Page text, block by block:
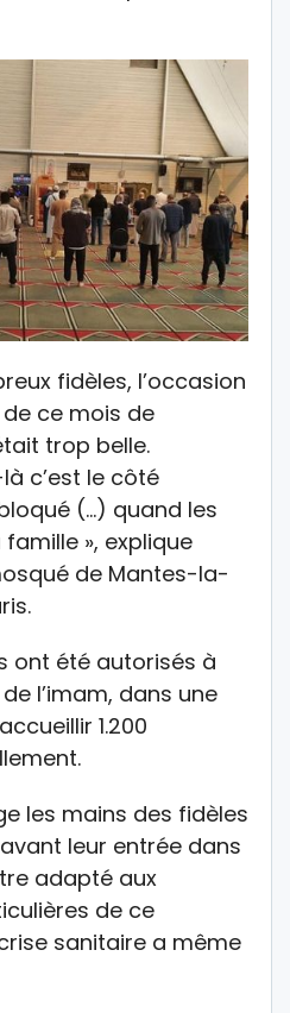
fidèles, l’occasion
ce mois de
trop belle.
c’est le côté
(…) quand les
», explique
de Mantes-la-
ont été autorisés à
l’imam, dans une
1.200
les mains des fidèles
leur entrée dans
adapté aux
de ce
sanitaire a même